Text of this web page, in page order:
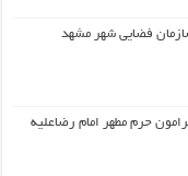
فضایی شهر مشهد
حرم مطهر امام رضاعليه